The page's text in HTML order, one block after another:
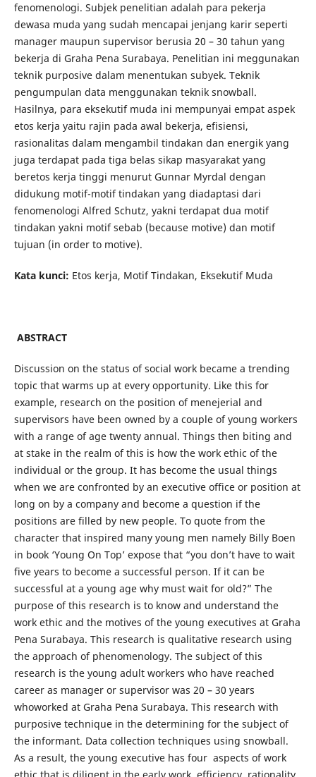
fenomenologi. Subjek penelitian adalah para pekerja
dewasa muda yang sudah mencapai jenjang karir seperti
manager maupun supervisor berusia 20 – 30 tahun yang
bekerja di Graha Pena Surabaya. Penelitian ini meggunakan
teknik purposive dalam menentukan subyek. Teknik
pengumpulan data menggunakan teknik snowball.
Hasilnya, para eksekutif muda ini mempunyai empat aspek
etos kerja yaitu rajin pada awal bekerja, efisiensi,
rasionalitas dalam mengambil tindakan dan energik yang
juga terdapat pada tiga belas sikap masyarakat yang
beretos kerja tinggi menurut Gunnar Myrdal dengan
didukung motif-motif tindakan yang diadaptasi dari
fenomenologi Alfred Schutz, yakni terdapat dua motif
tindakan yakni motif sebab (because motive) dan motif
tujuan (in order to motive).
Kata kunci: Etos kerja, Motif Tindakan, Eksekutif Muda
ABSTRACT
Discussion on the status of social work became a trending
topic that warms up at every opportunity. Like this for
example, research on the position of menejerial and
supervisors have been owned by a couple of young workers
with a range of age twenty annual. Things then biting and
at stake in the realm of this is how the work ethic of the
individual or the group. It has become the usual things
when we are confronted by an executive office or position at
long on by a company and become a question if the
positions are filled by new people. To quote from the
character that inspired many young men namely Billy Boen
in book ‘Young On Top’ expose that “you don’t have to wait
five years to become a successful person. If it can be
successful at a young age why must wait for old?” The
purpose of this research is to know and understand the
work ethic and the motives of the young executives at Graha
Pena Surabaya. This research is qualitative research using
the approach of phenomenology. The subject of this
research is the young adult workers who have reached
career as manager or supervisor was 20 – 30 years
whoworked at Graha Pena Surabaya. This research with
purposive technique in the determining for the subject of
the informant. Data collection techniques using snowball.
As a result, the young executive has four aspects of work